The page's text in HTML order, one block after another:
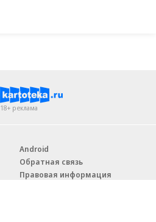
18+ реклама
Android
Обратная связь
Правовая информация